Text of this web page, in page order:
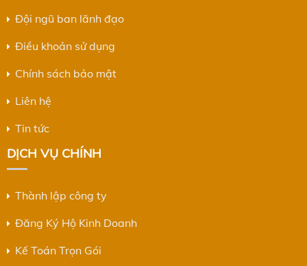
Đội ngũ ban lãnh đạo
Điều khoản sử dụng
Chính sách bảo mật
Liên hệ
Tin tức
DỊCH VỤ CHÍNH
Thành lập công ty
Đăng Ký Hộ Kinh Doanh
Kế Toán Trọn Gói